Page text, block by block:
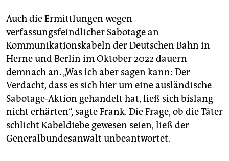
Auch die Ermittlungen wegen
verfassungsfeindlicher Sabotage an
Kommunikationskabeln der Deutschen Bahn in
Herne und Berlin im Oktober 2022 dauern
demnach an. „Was ich aber sagen kann: Der
Verdacht, dass es sich hier um eine ausländische
Sabotage-Aktion gehandelt hat, ließ sich bislang
nicht erhärten“, sagte Frank. Die Frage, ob die Täter
schlicht Kabeldiebe gewesen seien, ließ der
Generalbundesanwalt unbeantwortet.